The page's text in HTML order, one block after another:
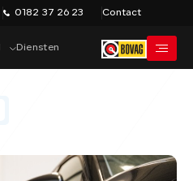
0182 37 26 23 Contact
Diensten